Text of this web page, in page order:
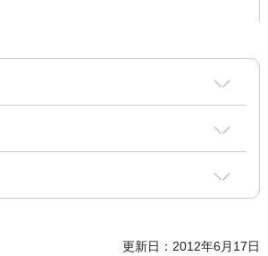
更新日：2012年6月17日